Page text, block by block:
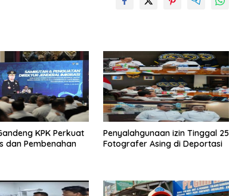
KPK Perkuat
dan Pembenahan
Penyalahgunaan izin Tinggal 25
Fotografer Asing di Deportasi